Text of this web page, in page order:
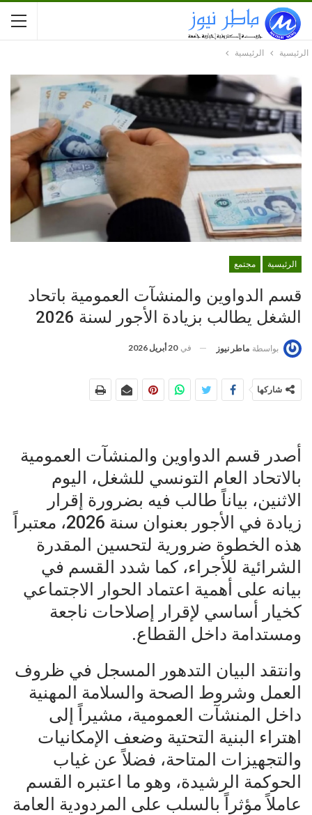
الرئيسية الرئيسية
الرئيسية مجتمع
قسم الدواوين والمنشآت العمومية باتحاد
الشغل يطالب بزيادة الأجور لسنة 2026
بواسطة ماطر نيوز في 20 أبريل 2026
شاركها
أصدر قسم الدواوين والمنشآت العمومية
بالاتحاد العام التونسي للشغل، اليوم
الاثنين، بياناً طالب فيه بضرورة إقرار
زيادة في الأجور بعنوان سنة 2026، معتبراً
هذه الخطوة ضرورية لتحسين المقدرة
الشرائية للأجراء، كما شدد القسم في
بيانه على أهمية اعتماد الحوار الاجتماعي
كخيار أساسي لإقرار إصلاحات ناجعة
ومستدامة داخل القطاع.
وانتقد البيان التدهور المسجل في ظروف
العمل وشروط الصحة والسلامة المهنية
داخل المنشآت العمومية، مشيراً إلى
اهتراء البنية التحتية وضعف الإمكانيات
والتجهيزات المتاحة، فضلاً عن غياب
الحوكمة الرشيدة، وهو ما اعتبره القسم
عاملاً مؤثراً بالسلب على المردودية العامة